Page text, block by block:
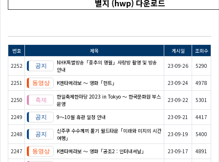
별지 (hwp) 다운로드
번호 제목 게시일 조회수
2252
NHK특별방송「중추의 명월」사랑방 촬영 및 방송
안내
23-09-26 5290
2251 K엔타메라보 ～ 영화「헌트」 23-09-24 4978
2250
한일축제한마당 2023 in Tokyo 〜 한국문화원 부스
운영
23-09-22 5301
2249 9～10월 휴관 일정 안내 23-09-21 4417
2248
신주쿠 수수께끼 풀기 월드타운「미래와 미지의 시간
여행」
23-09-19 5400
2247 K엔타메라보 ～ 영화「공조2 : 인터내셔날」 23-09-17 4891